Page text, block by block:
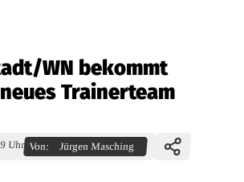
WN bekommt
Trainerteam
Uhr Von: Jürgen Masching